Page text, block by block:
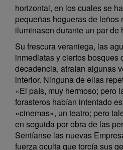
horizontal, en los cuales se
pequeñas hogueras de leños
iluminasen durante un par de
Su frescura veraniega, las
inmediatas y ciertos bosques
decadencia, atraían algunas
interior. Ninguna de ellas
«El país, muy hermoso; pero
forasteros habían intentado
«cinemas», un teatro; pero
en seguida por obra de las
Sentíanse las nuevas
fuerza oculta que torcía sus